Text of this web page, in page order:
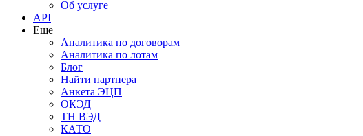
Об услуге
API
Еще
Аналитика по договорам
Аналитика по лотам
Блог
Найти партнера
Анкета ЭЦП
ОКЭД
ТН ВЭД
КАТО